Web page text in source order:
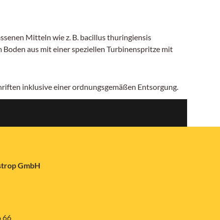
Mitteln wie z. B. bacillus thuringiensis
aus mit einer speziellen Turbinenspritze mit
inklusive einer ordnungsgemäßen Entsorgung.
GmbH
66